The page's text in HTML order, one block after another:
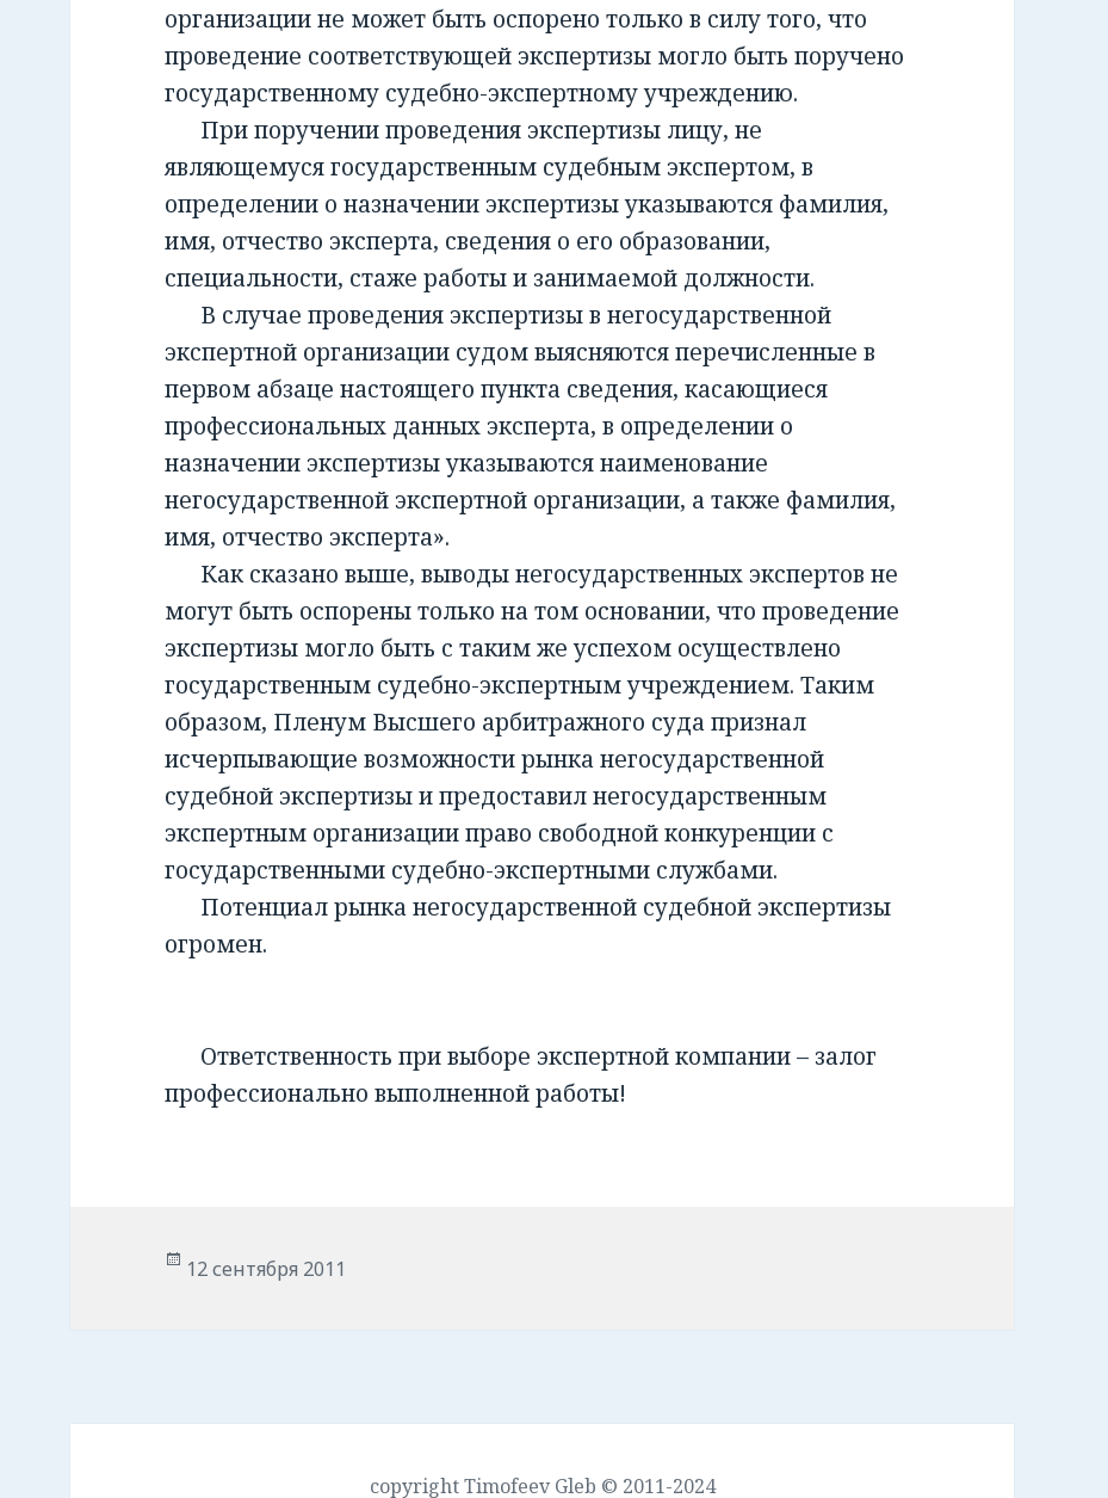
организации не может быть оспорено только в силу того, что
проведение соответствующей экспертизы могло быть поручено
государственному судебно-экспертному учреждению.
При поручении проведения экспертизы лицу, не
являющемуся государственным судебным экспертом, в
определении о назначении экспертизы указываются фамилия,
имя, отчество эксперта, сведения о его образовании,
специальности, стаже работы и занимаемой должности.
В случае проведения экспертизы в негосударственной
экспертной организации судом выясняются перечисленные в
первом абзаце настоящего пункта сведения, касающиеся
профессиональных данных эксперта, в определении о
назначении экспертизы указываются наименование
негосударственной экспертной организации, а также фамилия,
имя, отчество эксперта».
Как сказано выше, выводы негосударственных экспертов не
могут быть оспорены только на том основании, что проведение
экспертизы могло быть с таким же успехом осуществлено
государственным судебно-экспертным учреждением. Таким
образом, Пленум Высшего арбитражного суда признал
исчерпывающие возможности рынка негосударственной
судебной экспертизы и предоставил негосударственным
экспертным организации право свободной конкуренции с
государственными судебно-экспертными службами.
Потенциал рынка негосударственной судебной экспертизы
огромен.
Ответственность при выборе экспертной компании – залог
профессионально выполненной работы!
Опубликовано
12 сентября 2011
copyright Timofeev Gleb © 2011-2024